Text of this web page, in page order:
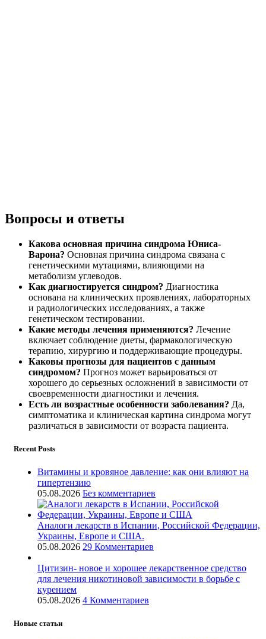
Вопросы и ответы
Какова основная причина синдрома Юниса-
Варона? Основная причина синдрома связана с
генетическими мутациями, влияющими на
метаболизм углеводов.
Как диагностируется синдром? Диагностика
основана на клинических проявлениях, лабораторных
и радиологических исследованиях, а также
генетическом тестировании.
Какие методы лечения применяются? Лечение
включает соблюдение диеты, фармакологическую
терапию, хирургию и поддерживающие процедуры.
Каковы прогнозы для пациентов с данным
синдромом? Прогноз может варьироваться от
хорошего до серьезных осложнений в зависимости от
своевременности диагностики и лечения.
Есть ли возрастные особенности заболевания? Да,
симптоматика и клиническая картина синдрома могут
различаться в зависимости от возраста пациента.
Recent Posts
Витамины и кровяное давление: как они влияют на
гипертензию
05.08.2026 Без комментариев
Аналоги лекарств в Испании, Российской Федерации,
Украины, Европе и США.
05.08.2026 29 Комментариев
Цитизин- новое и хорошее лекарственное средство
для лечения никотиновой зависимости в борьбе с
курением
05.08.2026 4 Комментариев
Новые статьи